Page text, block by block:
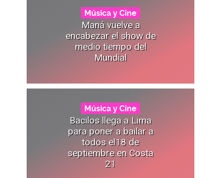
Música y Cine
Maná vuelve a
encabezar el show de
medio tiempo del
Mundial
Música y Cine
Bacilos llega a Lima
para poner a bailar a
todos el18 de
septiembre en Costa
21